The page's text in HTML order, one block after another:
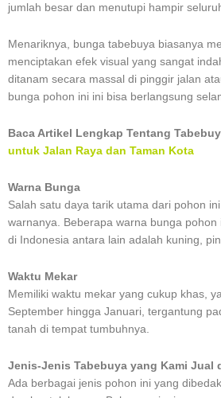
jumlah besar dan menutupi hampir
Menariknya, bunga tabebuya biasanya
menciptakan efek visual yang sangat
ditanam secara massal di pinggir jalan
bunga pohon ini ini bisa berlangsung
Baca Artikel Lengkap Tentang
untuk Jalan Raya dan Taman Kota
Warna Bunga
Salah satu daya tarik utama dari pohon
warnanya. Beberapa warna bunga pohon
di Indonesia antara lain adalah kuning,
Waktu Mekar
Memiliki waktu mekar yang cukup khas,
September hingga Januari, tergantung
tanah di tempat tumbuhnya.
Jenis-Jenis Tabebuya yang Kami Jual
Ada berbagai jenis pohon ini yang